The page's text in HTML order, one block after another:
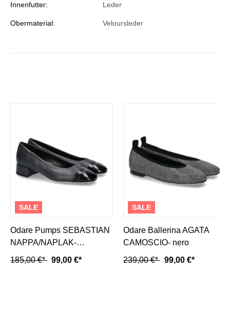
Innenfutter: Leder
Obermaterial: Veloursleder
SALE
Odare Pumps SEBASTIAN
NAPPA/NAPLAK-
dunkelgrau/ schwarz
185,00 €* 99,00 €*
SALE
Odare Ballerina AGATA
CAMOSCIO- nero
239,00 €* 99,00 €*